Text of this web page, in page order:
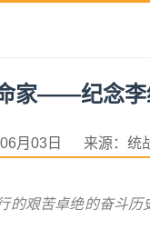
家——纪念李
06月03日 来源：统
的艰苦卓绝的奋斗